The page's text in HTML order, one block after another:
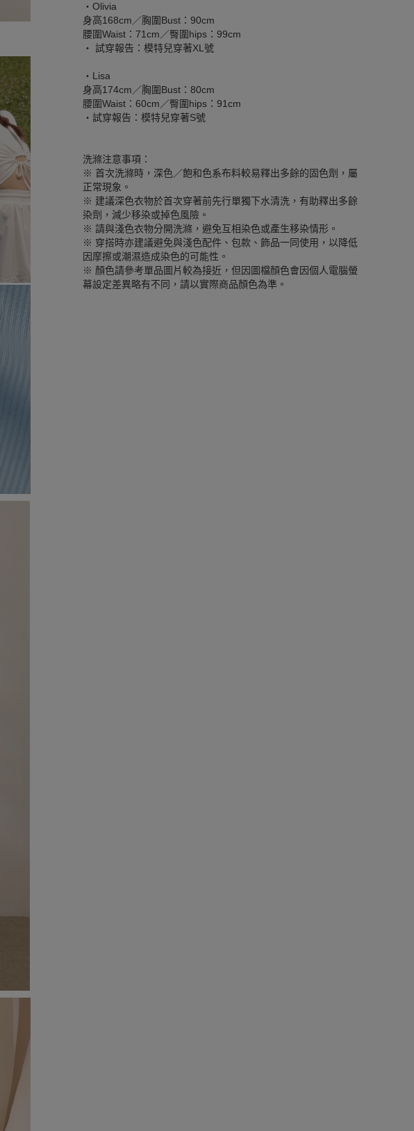
‧Olivia
身高168cm／胸圍Bust：90cm
腰圍Waist：71cm／臀圍hips：99cm
‧ 試穿報告：模特兒穿著XL號
‧Lisa
身高174cm／胸圍Bust：80cm
腰圍Waist：60cm／臀圍hips：91cm
‧試穿報告：模特兒穿著S號
洗滌注意事項：
※ 首次洗滌時，深色／飽和色系布料較易釋出多餘的固色劑，屬
正常現象。
※ 建議深色衣物於首次穿著前先行單獨下水清洗，有助釋出多餘
染劑，減少移染或掉色風險。
※ 請與淺色衣物分開洗滌，避免互相染色或產生移染情形。
※ 穿搭時亦建議避免與淺色配件、包款、飾品一同使用，以降低
因摩擦或潮濕造成染色的可能性。
※ 顏色請參考單品圖片較為接近，但因圖檔顏色會因個人電腦螢
幕設定差異略有不同，請以實際商品顏色為準。